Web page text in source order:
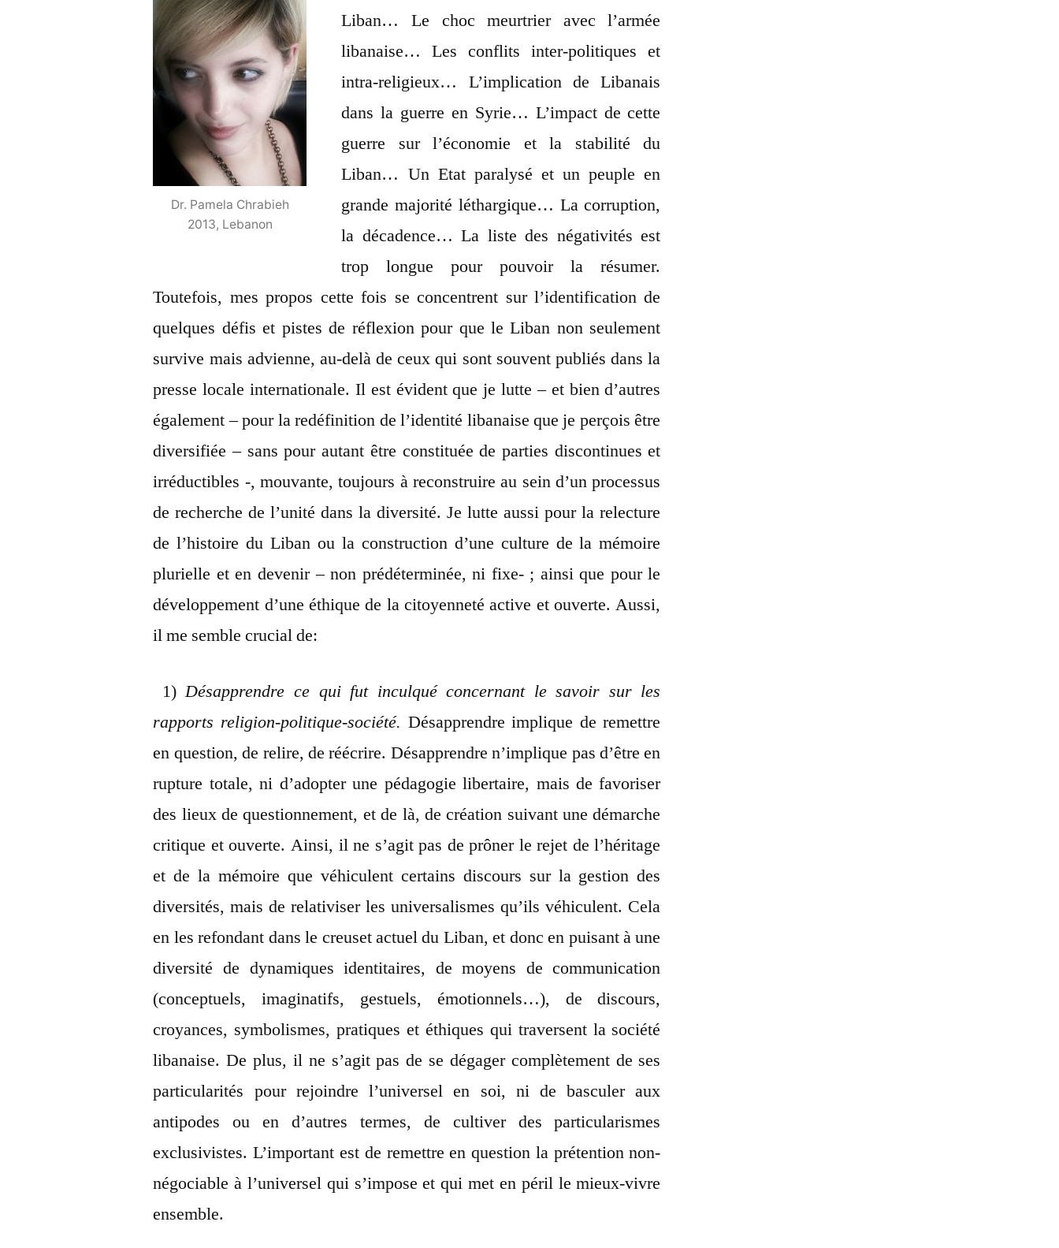
Liban
advienne!
Dr. Pamela Chrabieh
2013, Lebanon
Liban… Le choc meurtrier avec l’armée
libanaise… Les conflits inter-politiques et
intra-religieux… L’implication de Libanais
dans la guerre en Syrie… L’impact de cette
guerre sur l’économie et la stabilité du
Liban… Un Etat paralysé et un peuple en
grande majorité léthargique… La corruption,
la décadence… La liste des négativités est
trop longue pour pouvoir la résumer.
Toutefois, mes propos cette fois se concentrent sur l’identification de
quelques défis et pistes de réflexion pour que le Liban non seulement
survive mais advienne, au-delà de ceux qui sont souvent publiés dans la
presse locale internationale. Il est évident que je lutte – et bien d’autres
également – pour la redéfinition de l’identité libanaise que je perçois être
diversifiée – sans pour autant être constituée de parties discontinues et
irréductibles -, mouvante, toujours à reconstruire au sein d’un processus
de recherche de l’unité dans la diversité. Je lutte aussi pour la relecture
de l’histoire du Liban ou la construction d’une culture de la mémoire
plurielle et en devenir – non prédéterminée, ni fixe- ; ainsi que pour le
développement d’une éthique de la citoyenneté active et ouverte. Aussi,
il me semble crucial de:
1)Désapprendre ce qui fut inculqué concernant le savoir sur les
rapports religion-politique-société. Désapprendre implique de remettre
en question, de relire, de réécrire. Désapprendre n’implique pas d’être en
rupture totale, ni d’adopter une pédagogie libertaire, mais de favoriser
des lieux de questionnement, et de là, de création suivant une démarche
critique et ouverte. Ainsi, il ne s’agit pas de prôner le rejet de l’héritage
et de la mémoire que véhiculent certains discours sur la gestion des
diversités, mais de relativiser les universalismes qu’ils véhiculent. Cela
en les refondant dans le creuset actuel du Liban, et donc en puisant à une
diversité de dynamiques identitaires, de moyens de communication
(conceptuels, imaginatifs, gestuels, émotionnels…), de discours,
croyances, symbolismes, pratiques et éthiques qui traversent la société
libanaise. De plus, il ne s’agit pas de se dégager complètement de ses
particularités pour rejoindre l’universel en soi, ni de basculer aux
antipodes ou en d’autres termes, de cultiver des particularismes
exclusivistes. L’important est de remettre en question la prétention non-
négociable à l’universel qui s’impose et qui met en péril le mieux-vivre
ensemble.